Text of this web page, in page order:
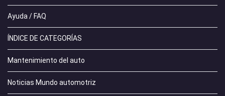
Ayuda / FAQ
ÍNDICE DE CATEGORÍAS
Mantenimiento del auto
Noticias Mundo automotriz